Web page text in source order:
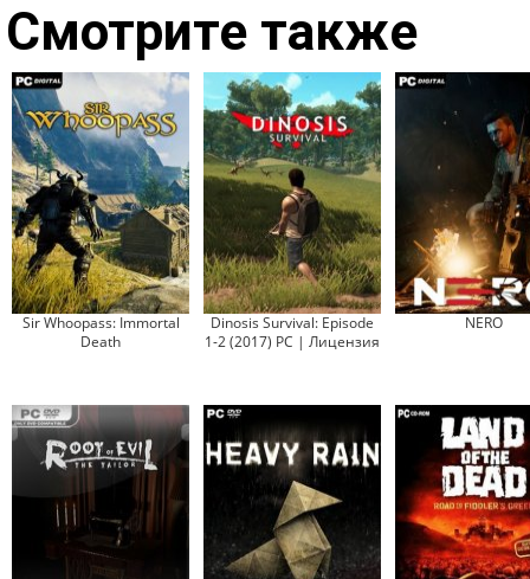
Смотрите также
Sir Whoopass: Immortal
Death
Dinosis Survival: Episode
1-2 (2017) PC | Лицензия
NERO